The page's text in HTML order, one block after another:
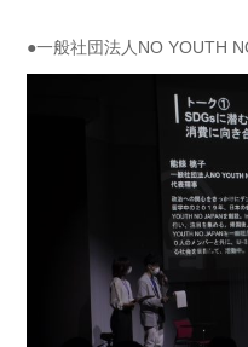
●一般社団法人NO YOUTH